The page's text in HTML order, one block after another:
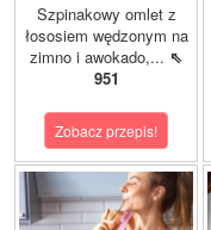
Szpinakowy omlet z
łososiem wędzonym na
zimno i awokado,... ⇖
951
Zobacz przepis!